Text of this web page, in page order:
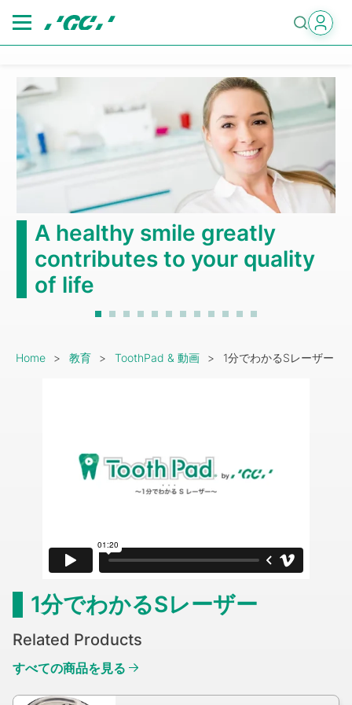
main
A healthy smile greatly
contributes to your quality
of life
Breadcrumb
Home 教育 ToothPad & 動画 1分でわかるSレーザー
1分でわかるSレーザー
Related Products
すべての商品を見る